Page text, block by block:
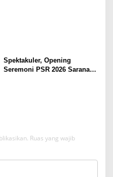
Spektakuler, Opening
Seremoni PSR 2026 Sarana
Ruas yang wajib